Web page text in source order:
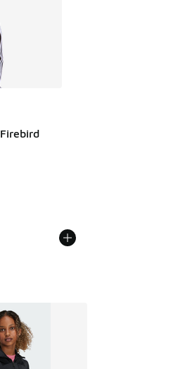
Der Preis ist von € 74,99 auf €